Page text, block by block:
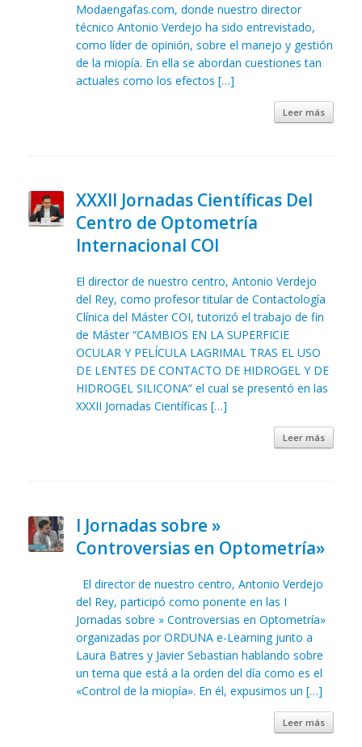
Modaengafas.com, donde nuestro director
técnico Antonio Verdejo ha sido entrevistado,
como líder de opinión, sobre el manejo y gestión
de la miopía. En ella se abordan cuestiones tan
actuales como los efectos […]
Leer más
XXXII Jornadas Científicas Del
Centro de Optometría
Internacional COI
El director de nuestro centro, Antonio Verdejo
del Rey, como profesor titular de Contactología
Clínica del Máster COI, tutorizó el trabajo de fin
de Máster “CAMBIOS EN LA SUPERFICIE
OCULAR Y PELÍCULA LAGRIMAL TRAS EL USO
DE LENTES DE CONTACTO DE HIDROGEL Y DE
HIDROGEL SILICONA” el cual se presentó en las
XXXII Jornadas Científicas […]
Leer más
I Jornadas sobre »
Controversias en Optometría»
El director de nuestro centro, Antonio Verdejo
del Rey, participó como ponente en las I
Jornadas sobre » Controversias en Optometría»
organizadas por ORDUNA e-Learning junto a
Laura Batres y Javier Sebastian hablando sobre
un tema que está a la orden del día como es el
«Control de la miopía». En él, expusimos un […]
Leer más